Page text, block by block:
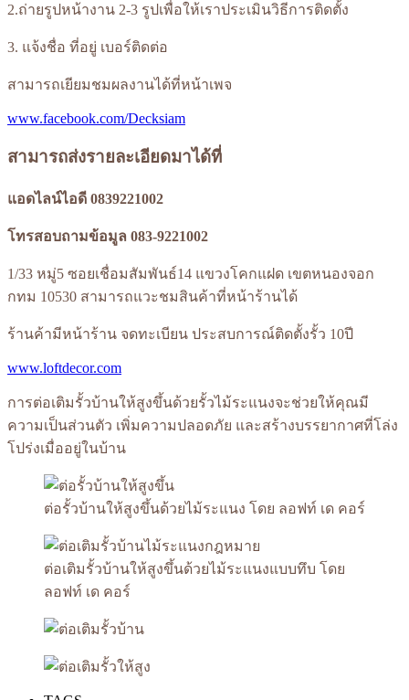
2.ถ่ายรูปหน้างาน 2-3 รูปเพื่อให้เราประเมินวิธีการติดตั้ง
3. แจ้งชื่อ ที่อยู่ เบอร์ติดต่อ
สามารถเยียมชมผลงานได้ที่หน้าเพจ
www.facebook.com/Decksiam
สามารถส่งรายละเอียดมาได้ที่
แอดไลน์ไอดี 0839221002
โทรสอบถามข้อมูล 083-9221002
1/33 หมู่5 ซอยเชื่อมสัมพันธ์14 แขวงโคกแฝด เขตหนองจอก
กทม 10530 สามารถแวะชมสินค้าที่หน้าร้านได้
ร้านค้ามีหน้าร้าน จดทะเบียน ประสบการณ์ติดตั้งรั้ว 10ปี
www.loftdecor.com
การต่อเติมรั้วบ้านให้สูงขึ้นด้วยรั้วไม้ระแนงจะช่วยให้คุณมี
ความเป็นส่วนตัว เพิ่มความปลอดภัย และสร้างบรรยากาศที่โล่ง
โปร่งเมื่ออยู่ในบ้าน
ต่อรั้วบ้านให้สูงขึ้นด้วยไม้ระแนง โดย ลอฟท์ เด คอร์
ต่อเติมรั้วบ้านให้สูงขึ้นด้วยไม้ระแนงแบบทึบ โดย
ลอฟท์ เด คอร์